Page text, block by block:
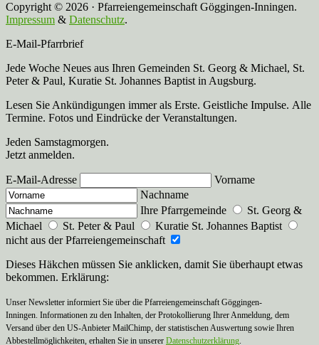
Copyright © 2026 · Pfarreiengemeinschaft Göggingen-Inningen.
Impressum & Datenschutz.
E-Mail-Pfarrbrief
Jede Woche Neues aus Ihren Gemeinden St. Georg & Michael, St.
Peter & Paul, Kuratie St. Johannes Baptist in Augsburg.
Lesen Sie Ankündigungen immer als Erste. Geistliche Impulse. Alle
Termine. Fotos und Eindrücke der Veranstaltungen.
Jeden Samstagmorgen.
Jetzt anmelden.
E-Mail-Adresse
Vorname
Nachname
Ihre Pfarrgemeinde
St. Georg &
Michael
St. Peter & Paul
Kuratie St. Johannes Baptist
nicht aus der Pfarreiengemeinschaft
Dieses Häkchen müssen Sie anklicken, damit Sie überhaupt etwas
bekommen. Erklärung:
Unser Newsletter informiert Sie über die Pfarreiengemeinschaft Göggingen-
Inningen. Informationen zu den Inhalten, der Protokollierung Ihrer Anmeldung, dem
Versand über den US-Anbieter MailChimp, der statistischen Auswertung sowie Ihren
Abbestellmöglichkeiten, erhalten Sie in unserer Datenschutzerklärung.